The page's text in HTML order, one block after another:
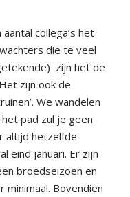
collega’s het
die te veel
zijn het de
zijn ook de
We wandelen
pad zul je geen
altijd hetzelfde
eind januari. Er zijn
broedseizoen en
Bovendien